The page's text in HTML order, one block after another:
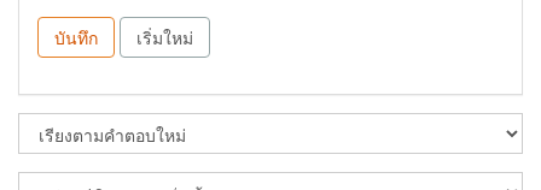
บันทึก เริ่มใหม่